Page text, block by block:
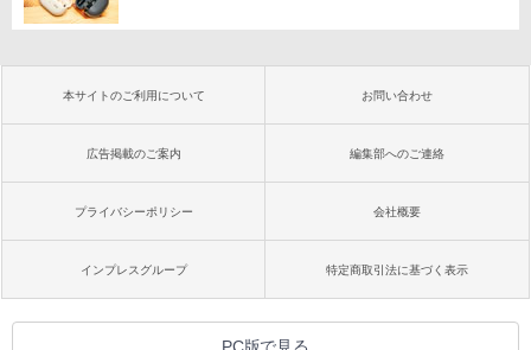
本サイトのご利用について お問い合わせ
広告掲載のご案内 編集部へのご連絡
プライバシーポリシー 会社概要
インプレスグループ 特定商取引法に基づく表示